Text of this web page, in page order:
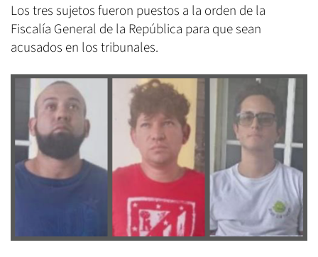
Los tres sujetos fueron puestos a la orden de la
Fiscalía General de la República para que sean
acusados en los tribunales.